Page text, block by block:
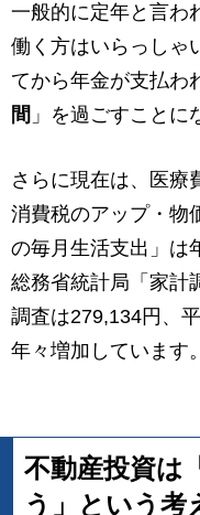
一般的に定年と言わ
働く方はいらっしゃ
てから年金が支払わ
間 」を過ごすことに
さらに現在は、医療
消費税のアップ・物
の毎月生活支出」は
総務省統計局「家計
調査は279,134円、
年々増加しています。
不動産投資は
う」という考